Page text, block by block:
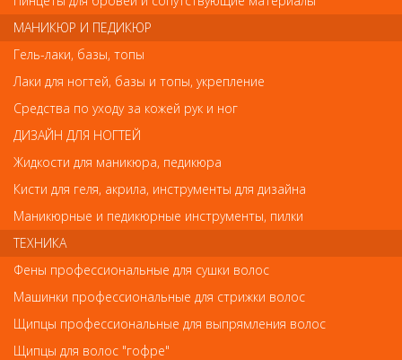
Комментарий
Код
Обратите внимание
Внешний вид товара «Бьюти Имидж Тальк с ментолом для
горячего воска 300мл» может отличаться от фотографий на
сайте. Несовпадение внешнего вида и комплектности
МАНИКЮР И ПЕДИКЮР
Гель-лаки, базы, топы
Лаки для ногтей, базы и топы, укрепление
Средства по уходу за кожей рук и ног
ДИЗАЙН ДЛЯ НОГТЕЙ
Жидкости для маникюра, педикюра
Кисти для геля, акрила, инструменты для дизайна
Маникюрные и педикюрные инструменты, пилки
ТЕХНИКА
Фены профессиональные для сушки волос
Машинки профессиональные для стрижки волос
Щипцы профессиональные для выпрямления волос
Щипцы для волос "гофре"